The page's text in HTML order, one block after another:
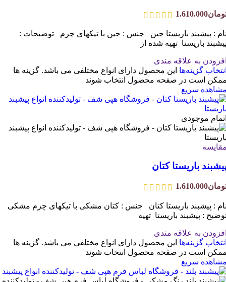
1.610.000
: پیشبند باریستا جین جنس : جین با تیکهای چرم توضیحات :
باریستا تهیه شده از
به علاقه مندی
گزینه‌ها این محصول دارای انواع مختلفی می باشد. گزینه ها
است در صفحه محصول انتخاب شوند
سریع
موجودی
باریستا کتان
1.610.000
: پیشبند باریستا کتان جنس : کتان مشکی با تیکهای چرم مشکی
: پیشبند باریستا تهیه
به علاقه مندی
گزینه‌ها این محصول دارای انواع مختلفی می باشد. گزینه ها
است در صفحه محصول انتخاب شوند
سریع